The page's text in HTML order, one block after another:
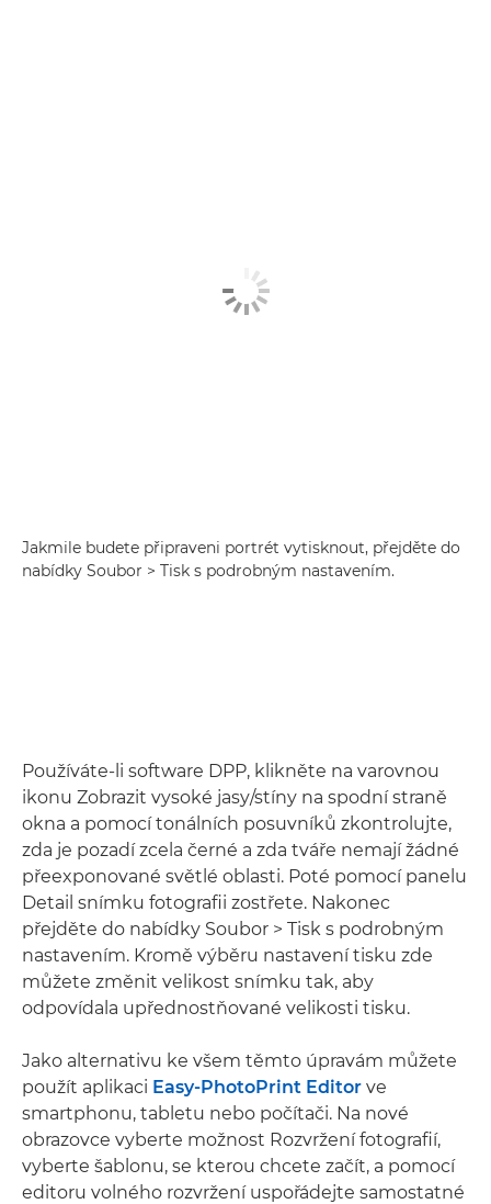
Jakmile budete připraveni portrét vytisknout, přejděte do
nabídky Soubor > Tisk s podrobným nastavením.
Používáte-li software DPP, klikněte na varovnou
ikonu Zobrazit vysoké jasy/stíny na spodní straně
okna a pomocí tonálních posuvníků zkontrolujte,
zda je pozadí zcela černé a zda tváře nemají žádné
přeexponované světlé oblasti. Poté pomocí panelu
Detail snímku fotografii zostřete. Nakonec
přejděte do nabídky Soubor > Tisk s podrobným
nastavením. Kromě výběru nastavení tisku zde
můžete změnit velikost snímku tak, aby
odpovídala upřednostňované velikosti tisku.
Jako alternativu ke všem těmto úpravám můžete
použít aplikaci Easy-PhotoPrint Editor ve
smartphonu, tabletu nebo počítači. Na nové
obrazovce vyberte možnost Rozvržení fotografií,
vyberte šablonu, se kterou chcete začít, a pomocí
editoru volného rozvržení uspořádejte samostatné